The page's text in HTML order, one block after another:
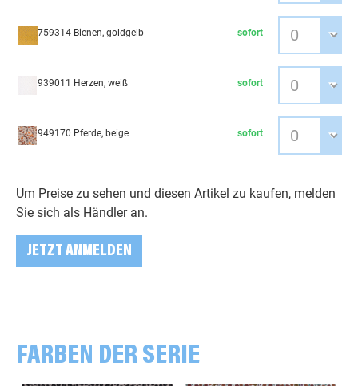
759314 Bienen, goldgelb sofort
939011 Herzen, weiß sofort
949170 Pferde, beige sofort
Um Preise zu sehen und diesen Artikel zu kaufen, melden
Sie sich als Händler an.
JETZT ANMELDEN
FARBEN DER SERIE